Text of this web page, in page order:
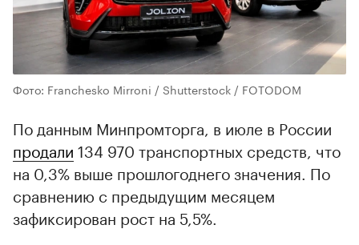
Фото: Franchesko Mirroni / Shutterstock / FOTODOM
По данным Минпромторга, в июле в России
продали 134 970 транспортных средств, что
на 0,3% выше прошлогоднего значения. По
сравнению с предыдущим месяцем
зафиксирован рост на 5,5%.